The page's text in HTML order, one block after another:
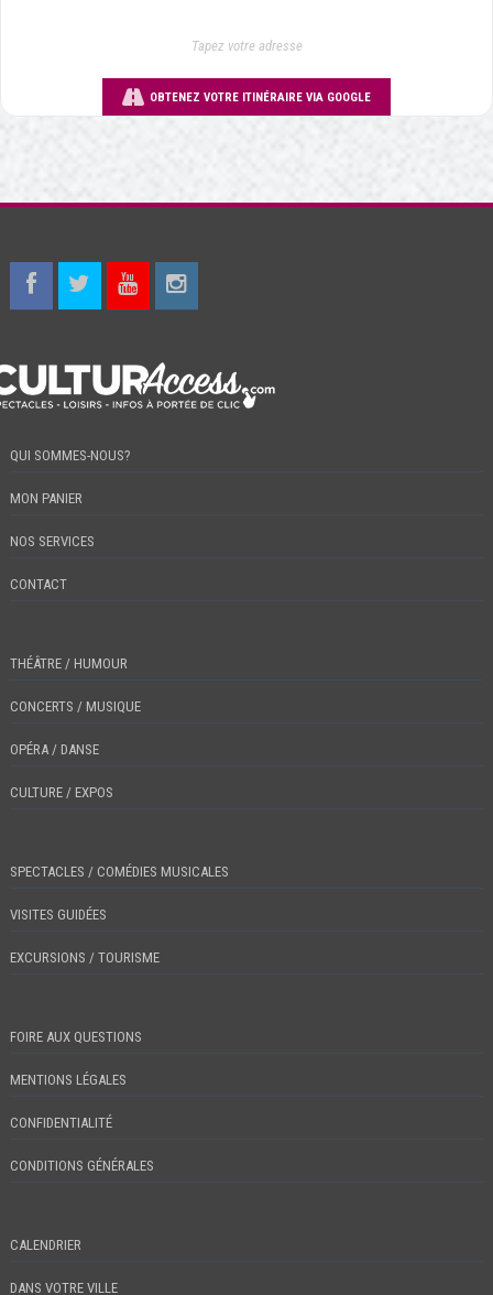
OBTENEZ VOTRE ITINÉRAIRE VIA GOOGLE
QUI SOMMES-NOUS?
MON PANIER
NOS SERVICES
CONTACT
THÉÂTRE / HUMOUR
CONCERTS / MUSIQUE
OPÉRA / DANSE
CULTURE / EXPOS
SPECTACLES / COMÉDIES MUSICALES
VISITES GUIDÉES
EXCURSIONS / TOURISME
FOIRE AUX QUESTIONS
MENTIONS LÉGALES
CONFIDENTIALITÉ
CONDITIONS GÉNÉRALES
CALENDRIER
DANS VOTRE VILLE